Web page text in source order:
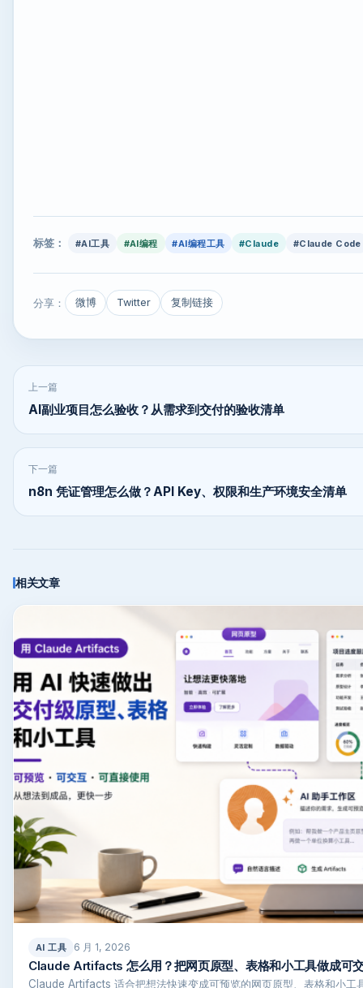
标签： #AI工具 #AI编程 #AI编程工具 #Claude #Claude Code
分享： 微博 Twitter 复制链接
上一篇
AI副业项目怎么验收？从需求到交付的验收清单
下一篇
n8n 凭证管理怎么做？API Key、权限和生产环境安全清单
相关文章
AI 工具 6 月 1, 2026
Claude Artifacts 怎么用？把网页原型、表格和小工具做成可
Claude Artifacts 适合把想法快速变成可预览的网页原型、表格和小工